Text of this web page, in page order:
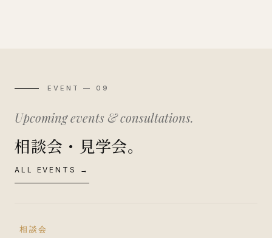
EVENT — 09
Upcoming events & consultations.
相談会・見学会。
ALL EVENTS →
相談会